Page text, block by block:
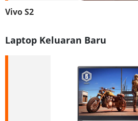
Vivo S2
Laptop Keluaran Baru